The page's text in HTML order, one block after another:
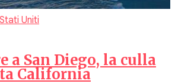
Stati Uniti
a San Diego, la culla
California